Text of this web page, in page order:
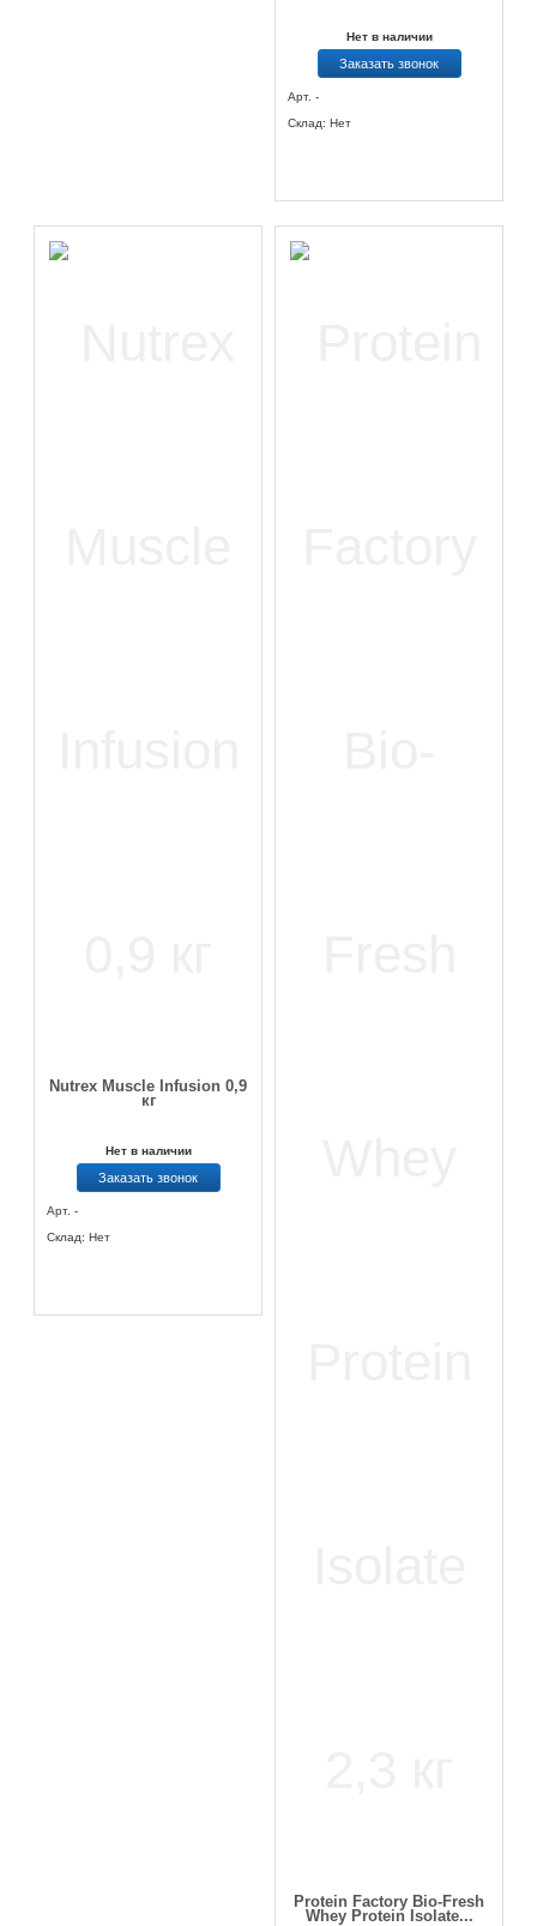
Нет в наличии
Заказать звонок
Арт. -
Склад: Нет
Nutrex Muscle Infusion 0,9
кг
Нет в наличии
Заказать звонок
Арт. -
Склад: Нет
Protein Factory Bio-Fresh
Whey Protein Isolate...